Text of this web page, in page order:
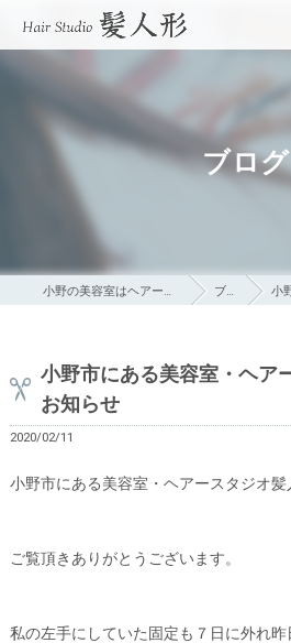
ブログ
小野の美容室はヘアースタジオ髪人形 ブログ 小野
小野市にある美容室・ヘア
お知らせ
2020/02/11
小野市にある美容室・ヘアースタジオ
ご覧頂きありがとうございます。
私の左手にしていた固定も７日に外れ